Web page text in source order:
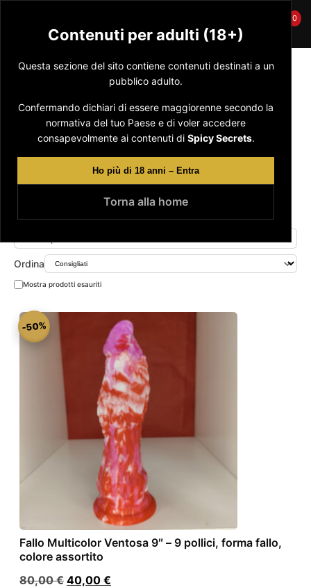
🛒0
Spedizione anonima • Pagamenti sicuri • Riservatezza totale
Donna/ Falli
Falli
Tutti Per lei Per lui BDSM Anale
Cintura Clone
Ordina
Mostra prodotti esauriti
-50%
Fallo Multicolor Ventosa 9″ – 9 pollici, forma fallo,
colore assortito
80,00€ Il
40,00 €
Contenuti per adulti (18+)
Questa sezione del sito contiene contenuti destinati a un
pubblico adulto.
Confermando dichiari di essere maggiorenne secondo la
normativa del tuo Paese e di voler accedere
consapevolmente ai contenuti di Spicy Secrets.
Ho più di 18 anni – Entra
Torna alla home